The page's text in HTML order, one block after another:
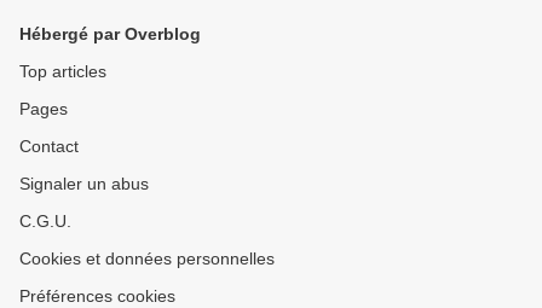
Hébergé par Overblog
Top articles
Pages
Contact
Signaler un abus
C.G.U.
Cookies et données personnelles
Préférences cookies